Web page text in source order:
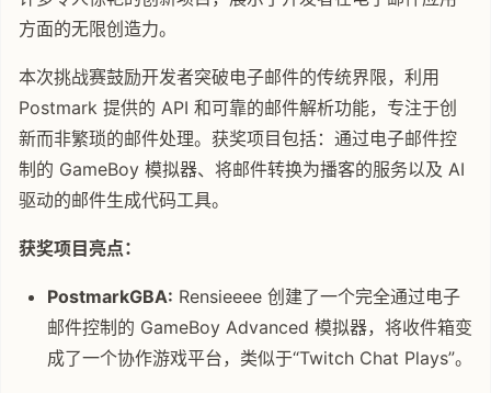
方面的无限创造力。
本次挑战赛鼓励开发者突破电子邮件的传统界限，利用
Postmark 提供的 API 和可靠的邮件解析功能，专注于创
新而非繁琐的邮件处理。获奖项目包括：通过电子邮件控
制的 GameBoy 模拟器、将邮件转换为播客的服务以及 AI
驱动的邮件生成代码工具。
获奖项目亮点：
PostmarkGBA: Rensieeee 创建了一个完全通过电子
邮件控制的 GameBoy Advanced 模拟器，将收件箱变
成了一个协作游戏平台，类似于“Twitch Chat Plays”。